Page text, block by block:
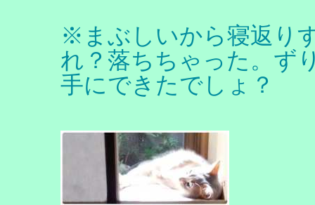
※まぶしいから寝返り
れ？落ちちゃった。ず
手にできたでしょ？